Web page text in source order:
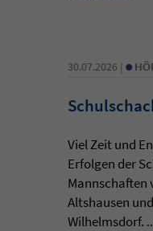
30.07.2026 | •
Viel Zeit und
Erfolgen der
Mannschaften
Altshausen
Wilhelmsdorf.